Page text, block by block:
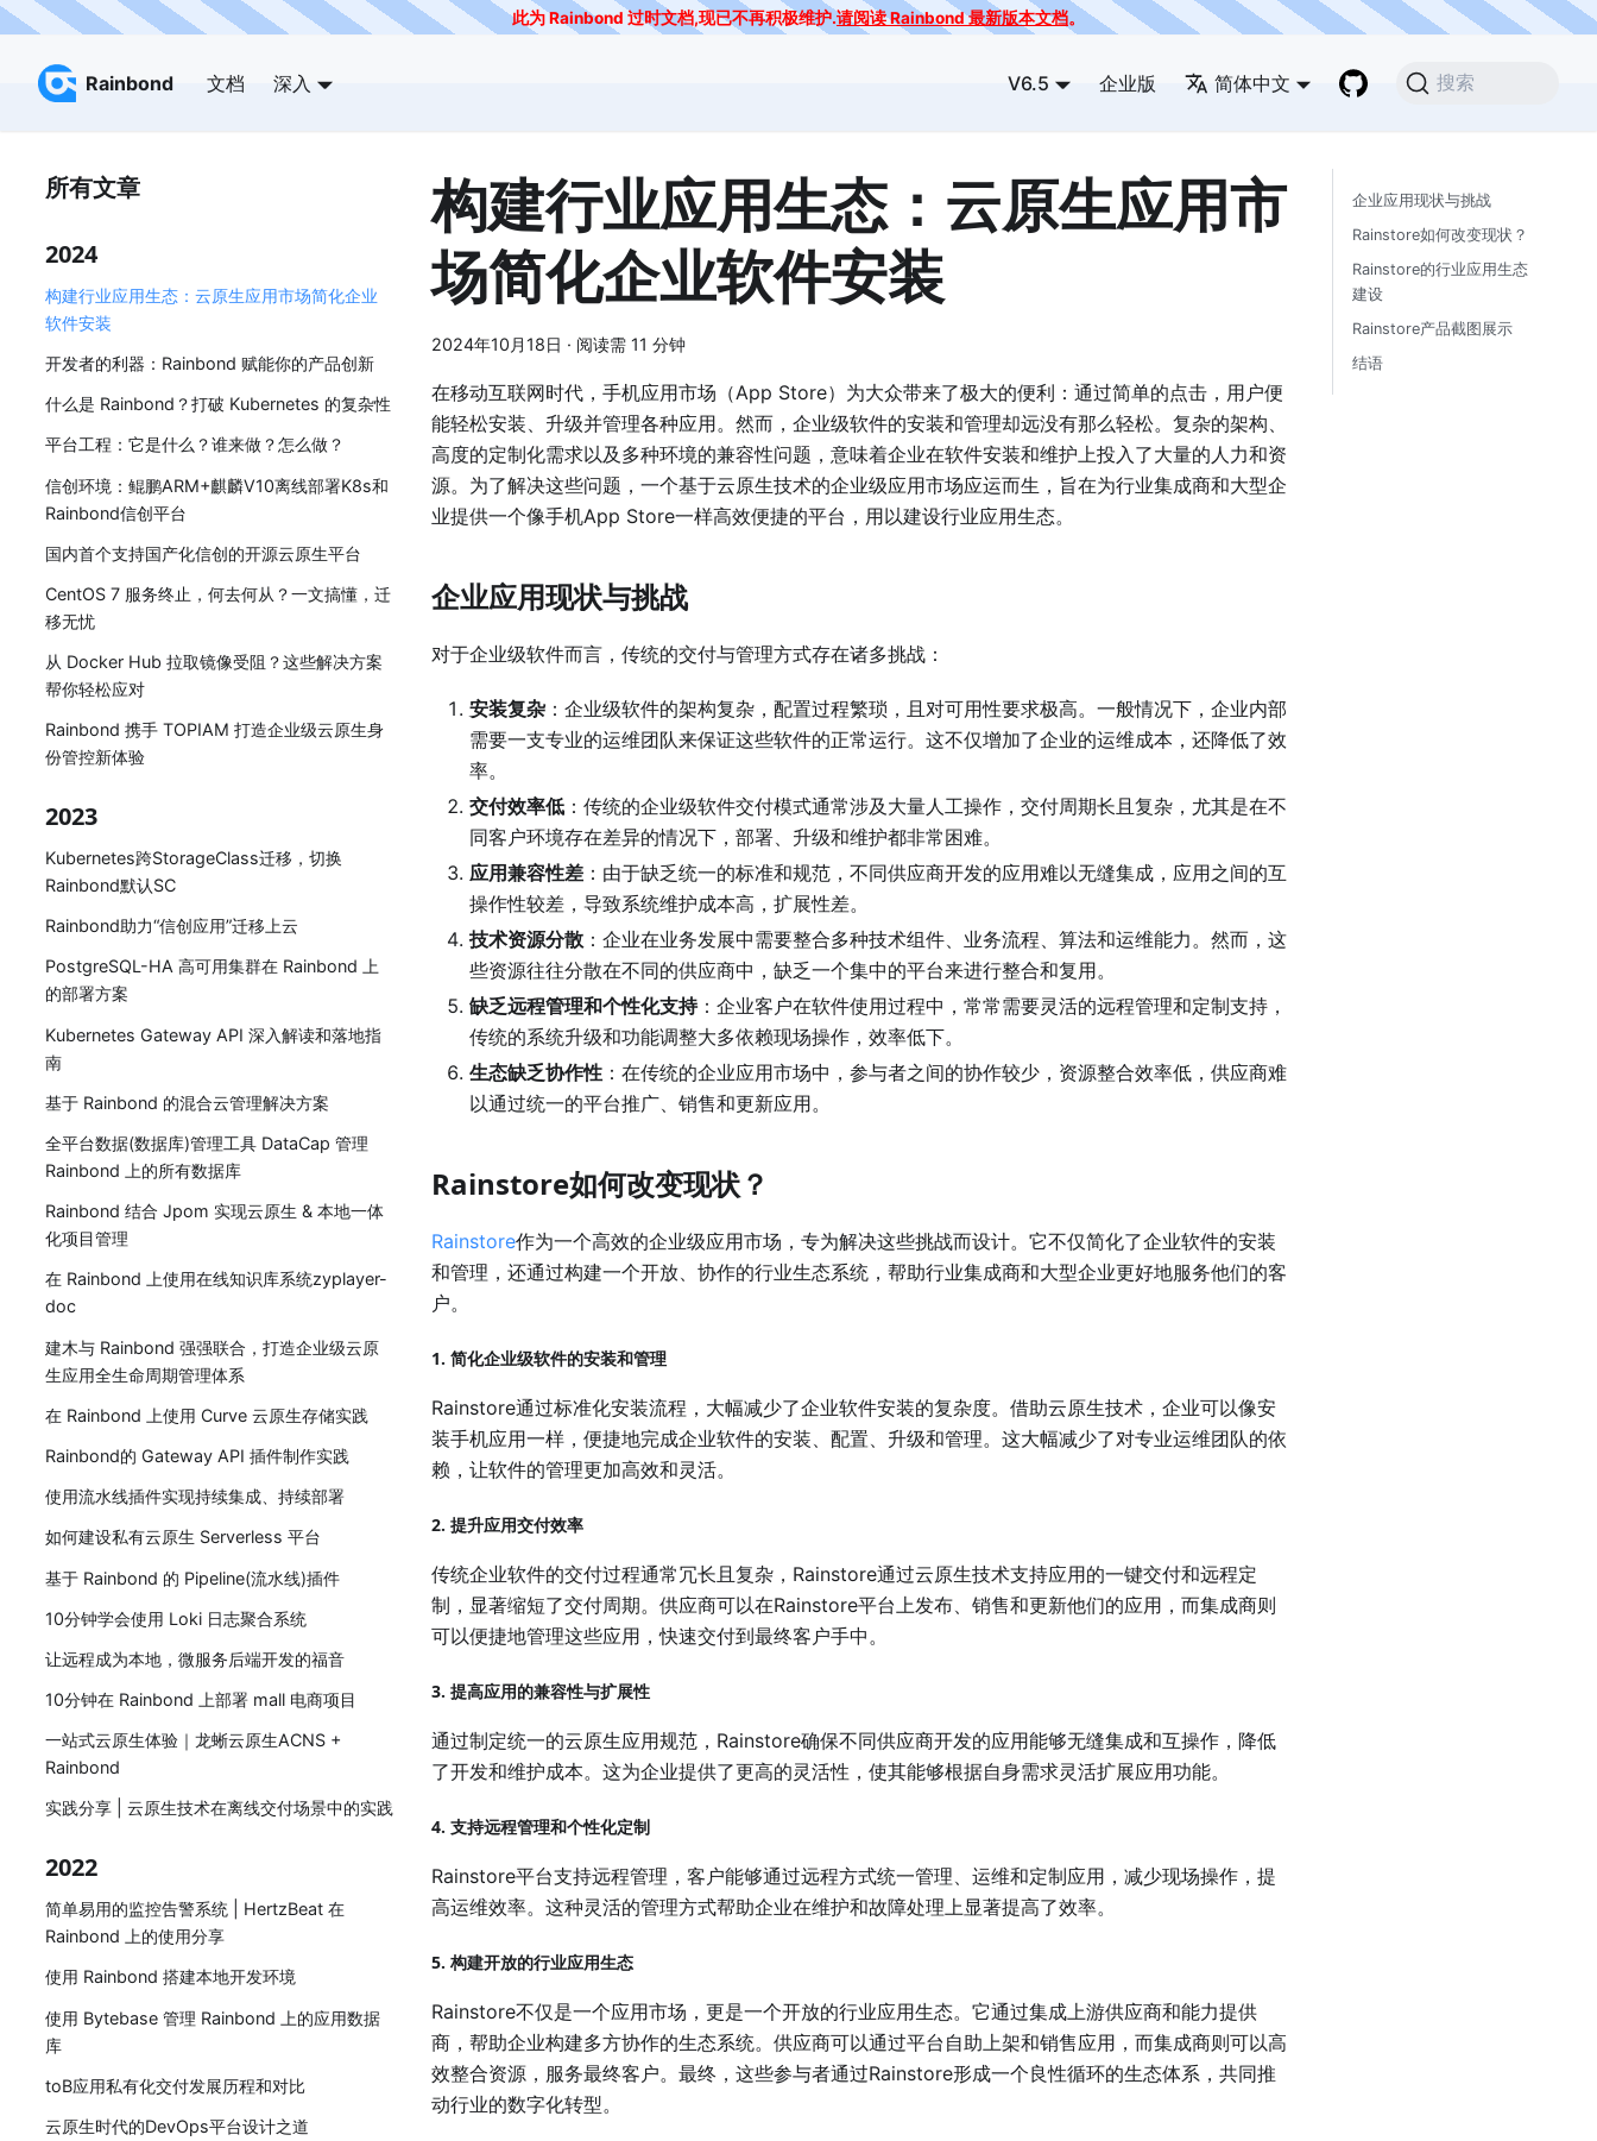
此为 Rainbond 过时文档,现已不再积极维护.请阅读 Rainbond 最新版本文档。
Rainbond 文档 深入 V6.5 企业版 简体中文 搜索
所有文章
2024
构建行业应用生态：云原生应用市场简化企业
软件安装
开发者的利器：Rainbond 赋能你的产品创新
什么是 Rainbond？打破 Kubernetes 的复杂性
平台工程：它是什么？谁来做？怎么做？
信创环境：鲲鹏ARM+麒麟V10离线部署K8s和
Rainbond信创平台
国内首个支持国产化信创的开源云原生平台
CentOS 7 服务终止，何去何从？一文搞懂，迁
移无忧
从 Docker Hub 拉取镜像受阻？这些解决方案
帮你轻松应对
Rainbond 携手 TOPIAM 打造企业级云原生身
份管控新体验
2023
Kubernetes跨StorageClass迁移，切换
Rainbond默认SC
Rainbond助力“信创应用”迁移上云
PostgreSQL-HA 高可用集群在 Rainbond 上
的部署方案
Kubernetes Gateway API 深入解读和落地指
南
基于 Rainbond 的混合云管理解决方案
全平台数据(数据库)管理工具 DataCap 管理
Rainbond 上的所有数据库
Rainbond 结合 Jpom 实现云原生 & 本地一体
化项目管理
在 Rainbond 上使用在线知识库系统zyplayer-
doc
建木与 Rainbond 强强联合，打造企业级云原
生应用全生命周期管理体系
在 Rainbond 上使用 Curve 云原生存储实践
Rainbond的 Gateway API 插件制作实践
使用流水线插件实现持续集成、持续部署
如何建设私有云原生 Serverless 平台
基于 Rainbond 的 Pipeline(流水线)插件
10分钟学会使用 Loki 日志聚合系统
让远程成为本地，微服务后端开发的福音
10分钟在 Rainbond 上部署 mall 电商项目
一站式云原生体验｜龙蜥云原生ACNS +
Rainbond
实践分享 | 云原生技术在离线交付场景中的实践
2022
简单易用的监控告警系统 | HertzBeat 在
Rainbond 上的使用分享
使用 Rainbond 搭建本地开发环境
使用 Bytebase 管理 Rainbond 上的应用数据
库
toB应用私有化交付发展历程和对比
云原生时代的DevOps平台设计之道
构建行业应用生态：云原生应用市
场简化企业软件安装
2024年10月18日 · 阅读需 11 分钟
在移动互联网时代，手机应用市场（App Store）为大众带来了极大的便利：通过简单的点击，用户便
能轻松安装、升级并管理各种应用。然而，企业级软件的安装和管理却远没有那么轻松。复杂的架构、
高度的定制化需求以及多种环境的兼容性问题，意味着企业在软件安装和维护上投入了大量的人力和资
源。为了解决这些问题，一个基于云原生技术的企业级应用市场应运而生，旨在为行业集成商和大型企
业提供一个像手机App Store一样高效便捷的平台，用以建设行业应用生态。
企业应用现状与挑战
对于企业级软件而言，传统的交付与管理方式存在诸多挑战：
安装复杂 ：企业级软件的架构复杂，配置过程繁琐，且对可用性要求极高。一般情况下，企业内部
需要一支专业的运维团队来保证这些软件的正常运行。这不仅增加了企业的运维成本，还降低了效
率。
交付效率低 ：传统的企业级软件交付模式通常涉及大量人工操作，交付周期长且复杂，尤其是在不
同客户环境存在差异的情况下，部署、升级和维护都非常困难。
应用兼容性差 ：由于缺乏统一的标准和规范，不同供应商开发的应用难以无缝集成，应用之间的互
操作性较差，导致系统维护成本高，扩展性差。
技术资源分散 ：企业在业务发展中需要整合多种技术组件、业务流程、算法和运维能力。然而，这
些资源往往分散在不同的供应商中，缺乏一个集中的平台来进行整合和复用。
缺乏远程管理和个性化支持：企业客户在软件使用过程中，常常需要灵活的远程管理和定制支持，
传统的系统升级和功能调整大多依赖现场操作，效率低下。
生态缺乏协作性 ：在传统的企业应用市场中，参与者之间的协作较少，资源整合效率低，供应商难
以通过统一的平台推广、销售和更新应用。
Rainstore如何改变现状？
Rainstore作为一个高效的企业级应用市场，专为解决这些挑战而设计。它不仅简化了企业软件的安装
和管理，还通过构建一个开放、协作的行业生态系统，帮助行业集成商和大型企业更好地服务他们的客
户。
1. 简化企业级软件的安装和管理
Rainstore通过标准化安装流程，大幅减少了企业软件安装的复杂度。借助云原生技术，企业可以像安
装手机应用一样，便捷地完成企业软件的安装、配置、升级和管理。这大幅减少了对专业运维团队的依
赖，让软件的管理更加高效和灵活。
2. 提升应用交付效率
传统企业软件的交付过程通常冗长且复杂，Rainstore通过云原生技术支持应用的一键交付和远程定
制，显著缩短了交付周期。供应商可以在Rainstore平台上发布、销售和更新他们的应用，而集成商则
可以便捷地管理这些应用，快速交付到最终客户手中。
3. 提高应用的兼容性与扩展性
通过制定统一的云原生应用规范，Rainstore确保不同供应商开发的应用能够无缝集成和互操作，降低
了开发和维护成本。这为企业提供了更高的灵活性，使其能够根据自身需求灵活扩展应用功能。
4. 支持远程管理和个性化定制
Rainstore平台支持远程管理，客户能够通过远程方式统一管理、运维和定制应用，减少现场操作，提
高运维效率。这种灵活的管理方式帮助企业在维护和故障处理上显著提高了效率。
5. 构建开放的行业应用生态
Rainstore不仅是一个应用市场，更是一个开放的行业应用生态。它通过集成上游供应商和能力提供
商，帮助企业构建多方协作的生态系统。供应商可以通过平台自助上架和销售应用，而集成商则可以高
效整合资源，服务最终客户。最终，这些参与者通过Rainstore形成一个良性循环的生态体系，共同推
动行业的数字化转型。
企业应用现状与挑战
Rainstore如何改变现状？
Rainstore的行业应用生态
建设
Rainstore产品截图展示
结语